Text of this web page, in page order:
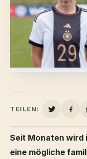
TEILEN:
Seit Monaten wird
eine mögliche